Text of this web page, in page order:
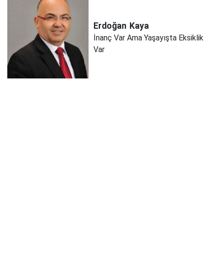
Erdoğan Kaya
İnanç Var Ama Yaşayışta Eksiklik
Var